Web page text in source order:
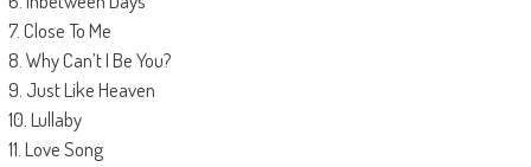
7. Close To Me
8. Why Can’t I Be You?
9. Just Like Heaven
10. Lullaby
11. Love Song